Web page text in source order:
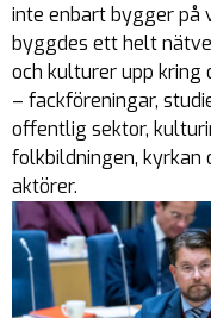
inte enbart bygger på
byggdes ett helt
och kulturer upp kring
– fackföreningar,
offentlig sektor,
folkbildningen, kyrkan
aktörer.